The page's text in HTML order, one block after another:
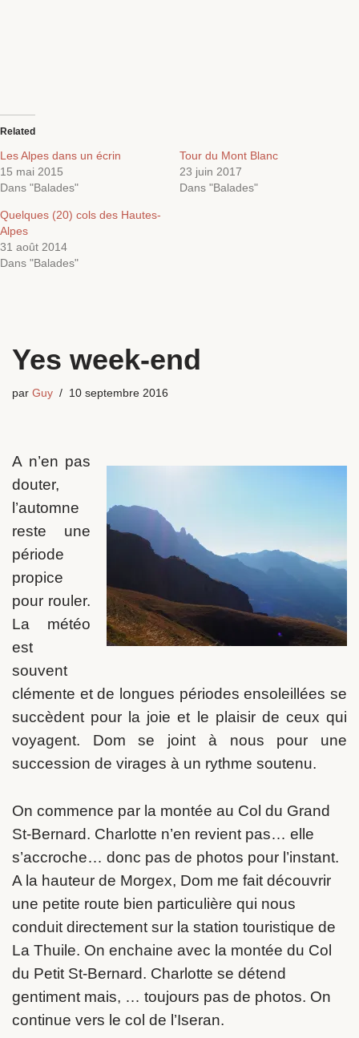
Related
Les Alpes dans un écrin
15 mai 2015
Dans "Balades"
Tour du Mont Blanc
23 juin 2017
Dans "Balades"
Quelques (20) cols des Hautes-
Alpes
31 août 2014
Dans "Balades"
Yes week-end
par Guy 10 septembre 2016
A n’en pas
douter,
l’automne
reste une
période
propice
pour rouler.
La météo
est
souvent
clémente et de longues périodes ensoleillées se
succèdent pour la joie et le plaisir de ceux qui
voyagent. Dom se joint à nous pour une
succession de virages à un rythme soutenu.
On commence par la montée au Col du Grand
St-Bernard. Charlotte n’en revient pas… elle
s’accroche… donc pas de photos pour l’instant.
A la hauteur de Morgex, Dom me fait découvrir
une petite route bien particulière qui nous
conduit directement sur la station touristique de
La Thuile. On enchaine avec la montée du Col
du Petit St-Bernard. Charlotte se détend
gentiment mais, … toujours pas de photos. On
continue vers le col de l’Iseran.